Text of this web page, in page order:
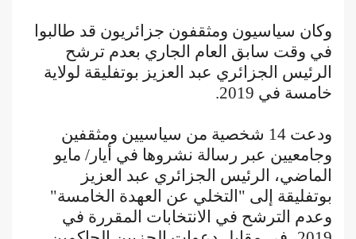
وكان سياسيون ومثقفون جزائريون قد طالبوا
في وقت سابق العام الجاري بعدم ترشح
الرئيس الجزائري عبد العزيز بوتفليقة لولاية
خامسة في 2019.
ودعت 14 شخصية من سياسيين ومثقفين
وجامعيين عبر رسالة نشروها في أيار/ مايو
الماضي، الرئيس الجزائري عبد العزيز
بوتفليقة إلى "التخلي عن العهدة الخامسة"
وعدم الترشح في الانتخابات المقررة في